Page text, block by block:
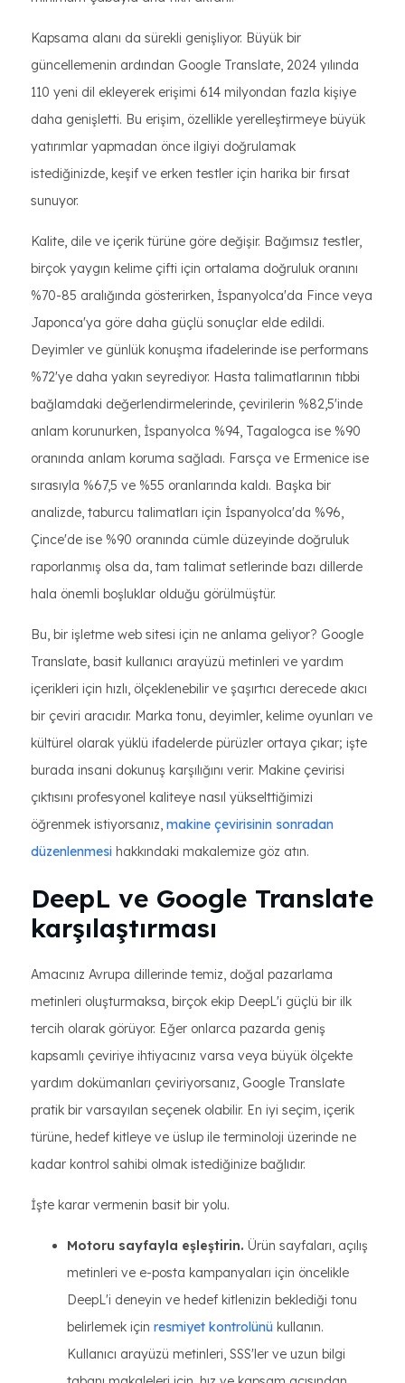
Kapsama alanı da sürekli genişliyor. Büyük bir
güncellemenin ardından Google Translate, 2024 yılında
110 yeni dil ekleyerek erişimi 614 milyondan fazla kişiye
daha genişletti. Bu erişim, özellikle yerelleştirmeye büyük
yatırımlar yapmadan önce ilgiyi doğrulamak
istediğinizde, keşif ve erken testler için harika bir fırsat
sunuyor.
Kalite, dile ve içerik türüne göre değişir. Bağımsız testler,
birçok yaygın kelime çifti için ortalama doğruluk oranını
%70-85 aralığında gösterirken, İspanyolca'da Fince veya
Japonca'ya göre daha güçlü sonuçlar elde edildi.
Deyimler ve günlük konuşma ifadelerinde ise performans
%72'ye daha yakın seyrediyor. Hasta talimatlarının tıbbi
bağlamdaki değerlendirmelerinde, çevirilerin %82,5'inde
anlam korunurken, İspanyolca %94, Tagalogca ise %90
oranında anlam koruma sağladı. Farsça ve Ermenice ise
sırasıyla %67,5 ve %55 oranlarında kaldı. Başka bir
analizde, taburcu talimatları için İspanyolca'da %96,
Çince'de ise %90 oranında cümle düzeyinde doğruluk
raporlanmış olsa da, tam talimat setlerinde bazı dillerde
hala önemli boşluklar olduğu görülmüştür.
Bu, bir işletme web sitesi için ne anlama geliyor? Google
Translate, basit kullanıcı arayüzü metinleri ve yardım
içerikleri için hızlı, ölçeklenebilir ve şaşırtıcı derecede akıcı
bir çeviri aracıdır. Marka tonu, deyimler, kelime oyunları ve
kültürel olarak yüklü ifadelerde pürüzler ortaya çıkar; işte
burada insani dokunuş karşılığını verir. Makine çevirisi
çıktısını profesyonel kaliteye nasıl yükselttiğimizi
öğrenmek istiyorsanız, makine çevirisinin sonradan
düzenlenmesi hakkındaki makalemize göz atın.
DeepL ve Google Translate
karşılaştırması
Amacınız Avrupa dillerinde temiz, doğal pazarlama
metinleri oluşturmaksa, birçok ekip DeepL'i güçlü bir ilk
tercih olarak görüyor. Eğer onlarca pazarda geniş
kapsamlı çeviriye ihtiyacınız varsa veya büyük ölçekte
yardım dokümanları çeviriyorsanız, Google Translate
pratik bir varsayılan seçenek olabilir. En iyi seçim, içerik
türüne, hedef kitleye ve üslup ile terminoloji üzerinde ne
kadar kontrol sahibi olmak istediğinize bağlıdır.
İşte karar vermenin basit bir yolu.
Motoru sayfayla eşleştirin. Ürün sayfaları, açılış
metinleri ve e-posta kampanyaları için öncelikle
DeepL'i deneyin ve hedef kitlenizin beklediği tonu
belirlemek için resmiyet kontrolünü kullanın.
Kullanıcı arayüzü metinleri, SSS'ler ve uzun bilgi